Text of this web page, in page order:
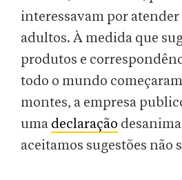
interessavam por
adultos. À medida que
produtos e
todo o mundo
montes, a empresa
uma declaração
aceitamos sugestões não